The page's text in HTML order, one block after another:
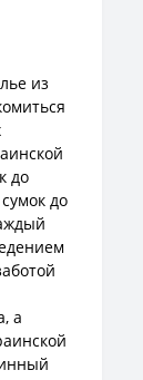
из
до
до
а